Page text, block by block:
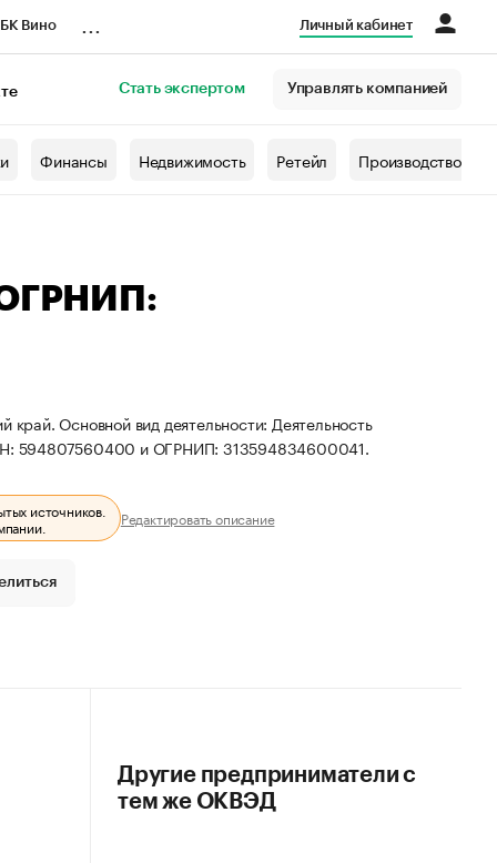
Вино Личный кабинет
Стать экспертом Управлять компанией
Финансы Недвижимость Ретейл Производство
ОГРНИП:
Основной вид деятельности: Деятельность
594807560400 и ОГРНИП: 313594834600041.
источников.
Редактировать описание
Другие предприниматели с
тем же ОКВЭД